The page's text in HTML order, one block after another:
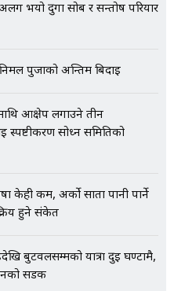
भयो दुर्गा सोब र सन्तोष परियार
पुर्जाको अन्तिम बिदाइ
आक्षेप लगाउने तीन
सोध्न समितिको
केही कम, अर्को साता पानी पार्ने
हुने संकेत
बुटवलसम्मको यात्रा दुई घण्टामै,
सडक